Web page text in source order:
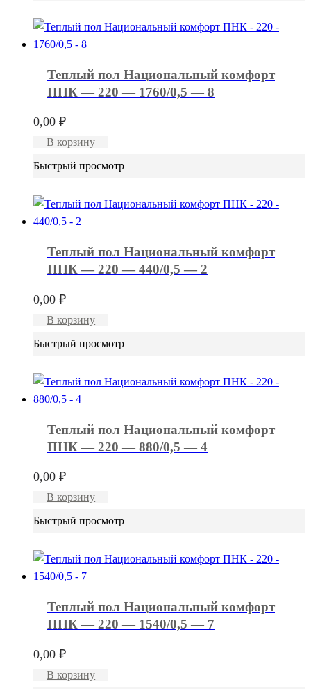
Теплый пол Национальный комфорт
ПНК — 220 — 1760/0,5 — 8
0,00₽
В корзину
Быстрый просмотр
Теплый пол Национальный комфорт
ПНК — 220 — 440/0,5 — 2
0,00₽
В корзину
Быстрый просмотр
Теплый пол Национальный комфорт
ПНК — 220 — 880/0,5 — 4
0,00₽
В корзину
Быстрый просмотр
Теплый пол Национальный комфорт
ПНК — 220 — 1540/0,5 — 7
0,00₽
В корзину